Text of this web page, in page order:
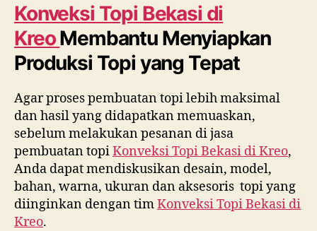
Konveksi Topi Bekasi di
KreoMembantu Menyiapkan
Produksi Topi yang Tepat
Agar proses pembuatan topi lebih maksimal
dan hasil yang didapatkan memuaskan,
sebelum melakukan pesanan di jasa
pembuatan topiKonveksi Topi Bekasi diKreo,
Anda dapat mendiskusikan desain, model,
bahan, warna, ukuran dan aksesoris topi yang
diinginkan dengan timKonveksi Topi Bekasi di
Kreo.